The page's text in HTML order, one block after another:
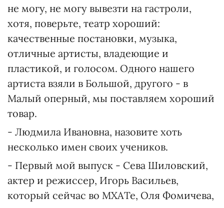
не могу, не могу вывезти на гастроли,
хотя, поверьте, театр хороший:
качественные постановки, музыка,
отличные артисты, владеющие и
пластикой, и голосом. Одного нашего
артиста взяли в Большой, другого - в
Малый оперный, мы поставляем хороший
товар.
- Людмила Ивановна, назовите хоть
несколько имен своих учеников.
- Первый мой выпуск - Сева Шиловский,
актер и режиссер, Игорь Васильев,
который сейчас во МХАТе, Оля Фомичева,